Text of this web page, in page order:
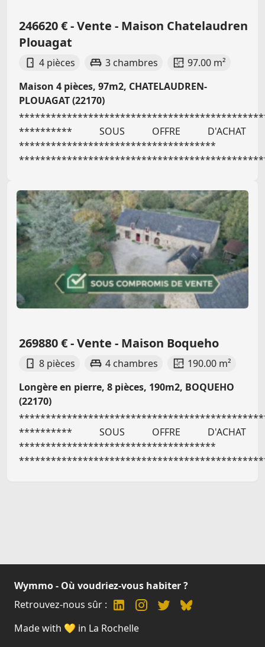
246620 € - Vente - Maison Chatelaudren
Plouagat
4 pièces 3 chambres
97.00 m²
Maison 4 pièces, 97m2, CHATELAUDREN-
PLOUAGAT (22170)
********** SOUS OFFRE D'ACHAT
*************************************
269880 € - Vente - Maison Boqueho
8 pièces 4 chambres
190.00 m²
Longère en pierre, 8 pièces, 190m2, BOQUEHO
(22170)
********** SOUS OFFRE D'ACHAT
*************************************
Wymmo - Où voudriez-vous habiter ?
Retrouvez-nous sûr :
Made with 💛 in La Rochelle